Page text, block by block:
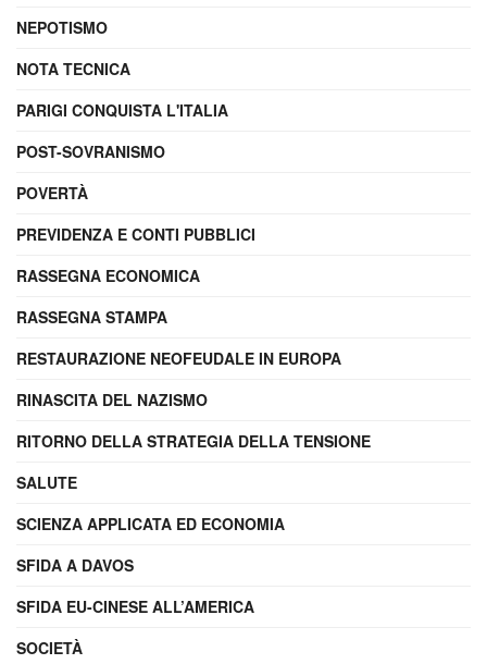
NEPOTISMO
NOTA TECNICA
PARIGI CONQUISTA L'ITALIA
POST-SOVRANISMO
POVERTÀ
PREVIDENZA E CONTI PUBBLICI
RASSEGNA ECONOMICA
RASSEGNA STAMPA
RESTAURAZIONE NEOFEUDALE IN EUROPA
RINASCITA DEL NAZISMO
RITORNO DELLA STRATEGIA DELLA TENSIONE
SALUTE
SCIENZA APPLICATA ED ECONOMIA
SFIDA A DAVOS
SFIDA EU-CINESE ALL’AMERICA
SOCIETÀ